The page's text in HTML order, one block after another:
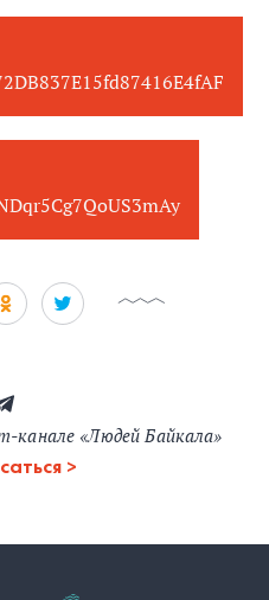
канале «Людей Байкала»